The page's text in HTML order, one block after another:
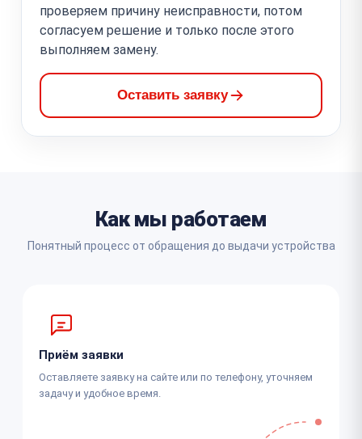
проверяем причину неисправности, потом
согласуем решение и только после этого
выполняем замену.
Оставить заявку
Как мы работаем
Понятный процесс от обращения до выдачи устройства
Приём заявки
Оставляете заявку на сайте или по телефону, уточняем
задачу и удобное время.